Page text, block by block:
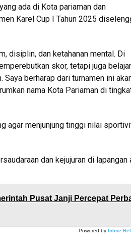
ada di Kota pariaman dan
Karel Cup I Tahun 2025
disiplin, dan ketahanan mental. Di
skor, tetapi juga belajar
Saya berharap dari turnamen ini
nama Kota Pariaman di
agar menjunjung tinggi nilai
dan kejujuran di lapangan
Pusat Janji Percepat
Powered by Inline